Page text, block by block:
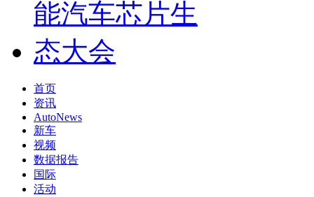
首页
资讯
AutoNews
新车
视频
数据报告
国际
活动